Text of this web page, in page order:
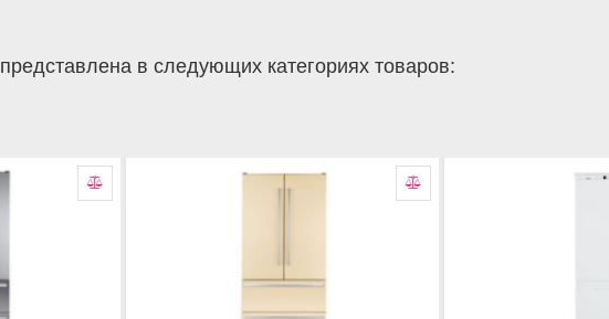
представлена в следующих категориях товаров: